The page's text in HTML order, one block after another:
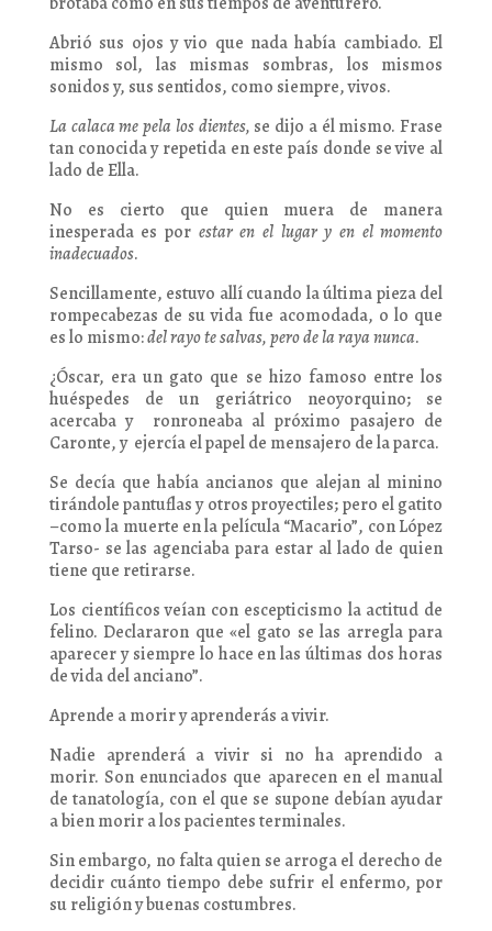
Abrió sus ojos y vio que nada había cambiado. El
mismo sol, las mismas sombras, los mismos
sonidos y, sus sentidos, como siempre, vivos.
La calaca me pela los dientes, se dijo a él mismo. Frase
tan conocida y repetida en este país donde se vive al
lado de Ella.
No es cierto que quien muera de manera
inesperada es por estar en el lugar y en el momento
inadecuados.
Sencillamente, estuvo allí cuando la última pieza del
rompecabezas de su vida fue acomodada, o lo que
es lo mismo:del rayo te salvas, pero de la raya nunca.
¿Óscar, era un gato que se hizo famoso entre los
huéspedes de un geriátrico neoyorquino; se
acercaba y ronroneaba al próximo pasajero de
Caronte, y ejercía el papel de mensajero de la parca.
Se decía que había ancianos que alejan al minino
tirándole pantuflas y otros proyectiles; pero el gatito
–como la muerte en la película “Macario”, con López
Tarso- se las agenciaba para estar al lado de quien
tiene que retirarse.
Los científicos veían con escepticismo la actitud de
felino. Declararon que «el gato se las arregla para
aparecer y siempre lo hace en las últimas dos horas
de vida del anciano”.
Aprende a morir y aprenderás a vivir.
Nadie aprenderá a vivir si no ha aprendido a
morir. Son enunciados que aparecen en el manual
de tanatología, con el que se supone debían ayudar
a bien morir a los pacientes terminales.
Sin embargo, no falta quien se arroga el derecho de
decidir cuánto tiempo debe sufrir el enfermo, por
su religión y buenas costumbres.